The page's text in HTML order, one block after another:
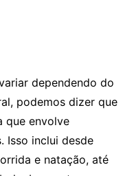
dependendo do
podemos dizer que
que envolve
Isso inclui desde
e natação, até